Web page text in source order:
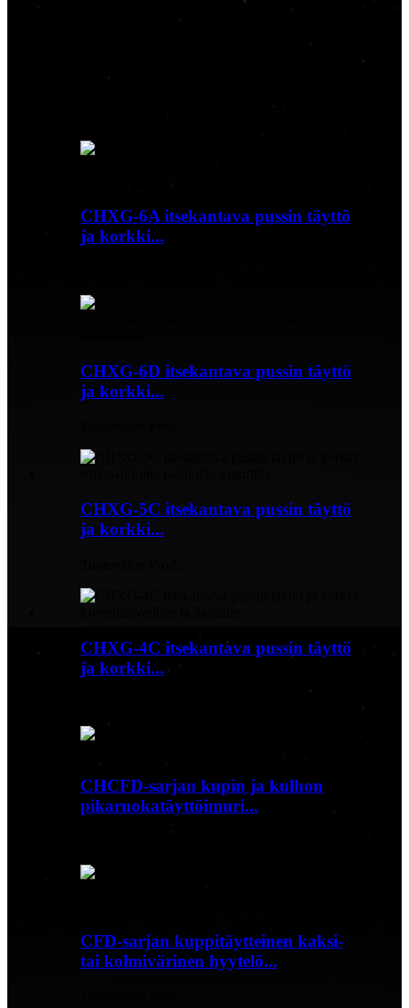
CHXG-6A itsekantava pussin täyttö
ja korkki...
CHXG-6D itsekantava pussin täyttö
ja korkki...
CHXG-5C itsekantava pussin täyttö
ja korkki...
CHXG-4C itsekantava pussin täyttö
ja korkki...
CHCFD-sarjan kupin ja kulhon
pikaruokatäyttöimuri...
CFD-sarjan kuppitäytteinen kaksi-
tai kolmivärinen hyytelö...